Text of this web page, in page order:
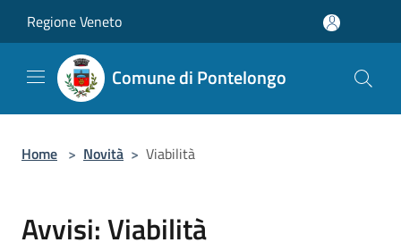
Regione Veneto
Comune di Pontelongo
Home > Novità > Viabilità
Avvisi: Viabilità